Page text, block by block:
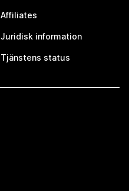
Affiliates
Juridisk information
Tjänstens status